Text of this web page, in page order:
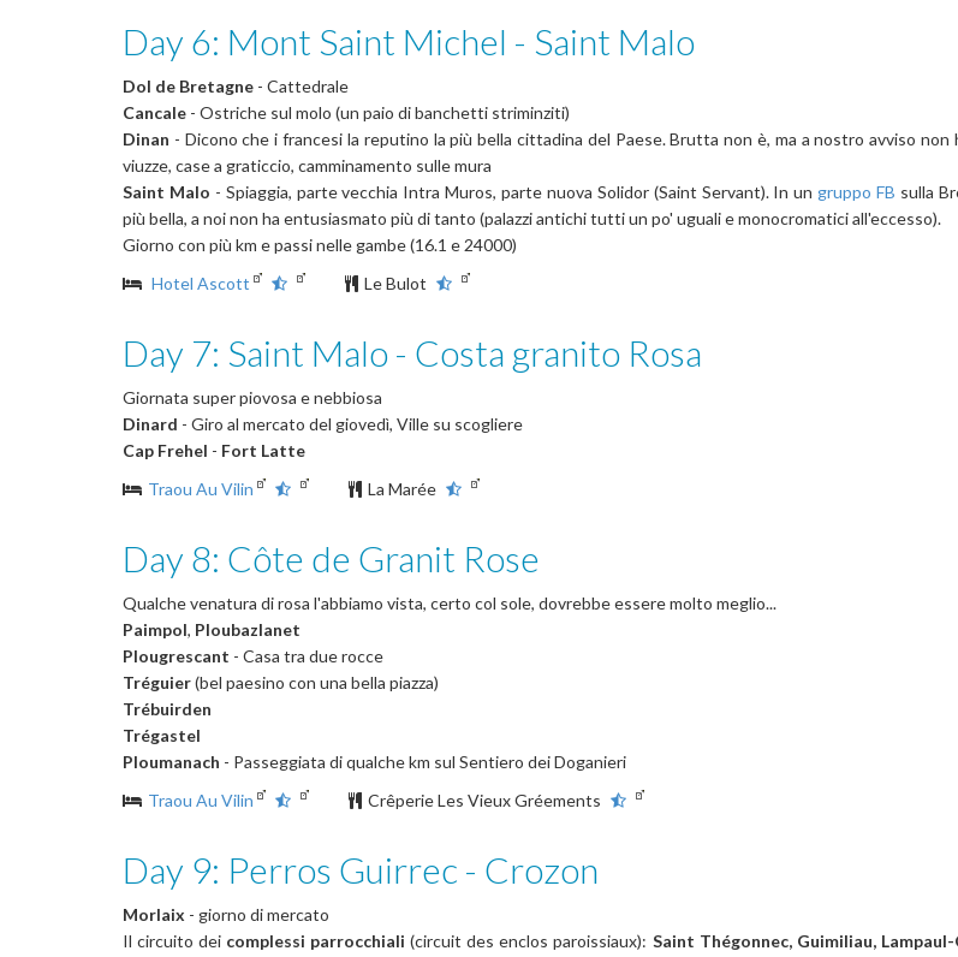
Day 6: Mont Saint Michel - Saint Malo
Dol de Bretagne - Cattedrale
Cancale - Ostriche sul molo (un paio di banchetti striminziti)
Dinan - Dicono che i francesi la reputino la più bella cittadina del Paese. Brutta non è, ma a nostro avviso non
viuzze, case a graticcio, camminamento sulle mura
Saint Malo - Spiaggia, parte vecchia Intra Muros, parte nuova Solidor (Saint Servant). In un gruppo FB sulla
più bella, a noi non ha entusiasmato più di tanto (palazzi antichi tutti un po' uguali e monocromatici all'eccesso).
Giorno con più km e passi nelle gambe (16.1 e 24000)
Hotel Ascott
Le Bulot
Day 7: Saint Malo - Costa granito Rosa
Giornata super piovosa e nebbiosa
Dinard - Giro al mercato del giovedì, Ville su scogliere
Cap Frehel - Fort Latte
Traou Au Vilin
La Marée
Day 8: Côte de Granit Rose
Qualche venatura di rosa l'abbiamo vista, certo col sole, dovrebbe essere molto meglio...
Paimpol, Ploubazlanet
Plougrescant - Casa tra due rocce
Tréguier(bel paesino con una bella piazza)
Trébuirden
Trégastel
Ploumanach - Passeggiata di qualche km sul Sentiero dei Doganieri
Traou Au Vilin
Crêperie Les Vieux Gréements
Day 9: Perros Guirrec - Crozon
Morlaix - giorno di mercato
Il circuito dei complessi parrocchiali (circuit des enclos paroissiaux): Saint Thégonnec, Guimiliau,